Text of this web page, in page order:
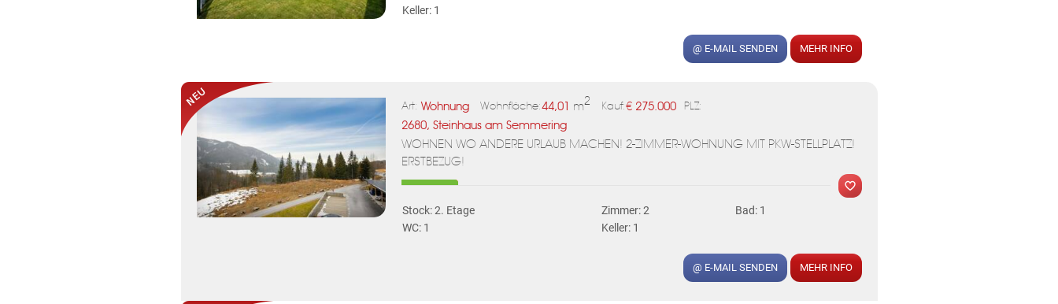
MER
Keller: 1
@ E-MAIL SENDEN MEHR INFO
Art: Wohnung Wohnfläche:44,01 m2 Kauf:€ 275.000 PLZ:
2680, Steinhaus am Semmering
WOHNEN WO ANDERE URLAUB MACHEN! 2-ZIMMER-WOHNUNG MIT PKW-STELLPLATZ!
ERSTBEZUG!
Stock: 2. Etage Zimmer: 2
Bad: 1
WC: 1
Keller: 1
@ E-MAIL SENDEN MEHR INFO